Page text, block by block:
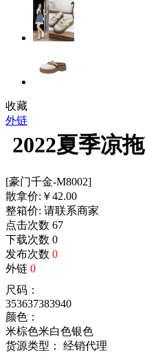
收藏
外链
2022夏季凉
[豪门千金-M8002]
散拿价: ￥42.00
整箱价: 请联系商家
点击次数 67
下载次数 0
发布次数 0
外链 0
尺码：
353637383940
颜色：
米棕色米白色银色
货源类型： 经销代理